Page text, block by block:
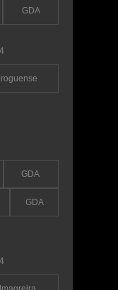
GDA
GDA
GDA